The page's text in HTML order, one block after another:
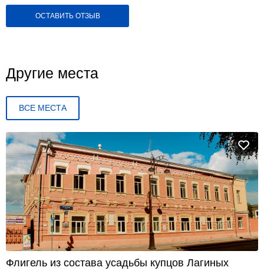
ОСТАВИТЬ ОТЗЫВ
Другие места
ВСЕ МЕСТА
Флигель из состава усадьбы купцов Лагиных